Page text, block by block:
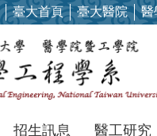
臺大首頁 臺大醫院 醫
招生訊息 醫工研究